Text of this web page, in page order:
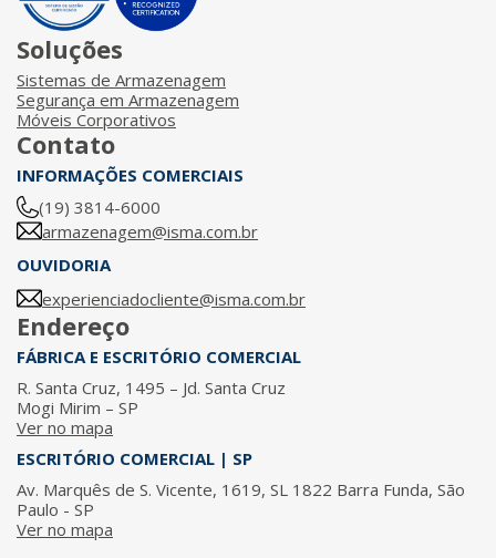
Soluções
Sistemas de Armazenagem
Segurança em Armazenagem
Móveis Corporativos
Contato
INFORMAÇÕES COMERCIAIS
(19) 3814-6000
armazenagem@isma.com.br
OUVIDORIA
experienciadocliente@isma.com.br
Endereço
FÁBRICA E ESCRITÓRIO COMERCIAL
R. Santa Cruz, 1495 – Jd. Santa Cruz
Mogi Mirim – SP
Ver no mapa
ESCRITÓRIO COMERCIAL | SP
Av. Marquês de S. Vicente, 1619, SL 1822 Barra Funda, São
Paulo - SP
Ver no mapa